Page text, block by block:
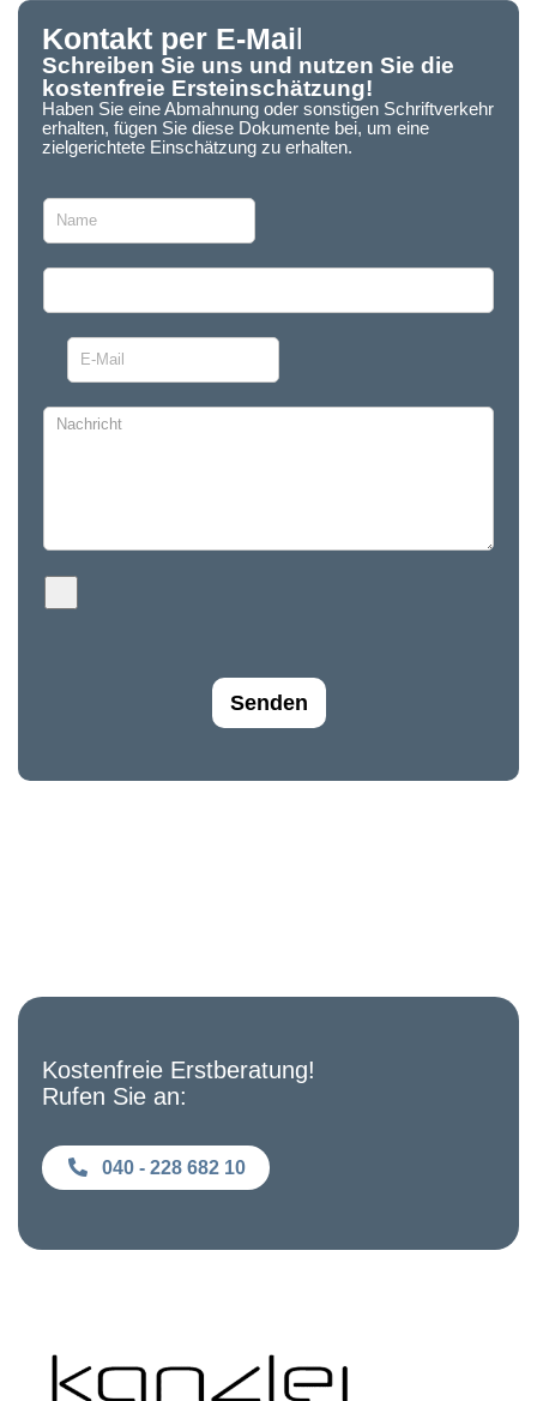
Kontakt per E-Mail
Schreiben Sie uns und nutzen Sie die
kostenfreie Ersteinschätzung!
Haben Sie eine Abmahnung oder sonstigen Schriftverkehr
erhalten, fügen Sie diese Dokumente bei, um eine
zielgerichtete Einschätzung zu erhalten.
Senden
Kostenfreie Erstberatung!
Rufen Sie an:
040 - 228 682 10